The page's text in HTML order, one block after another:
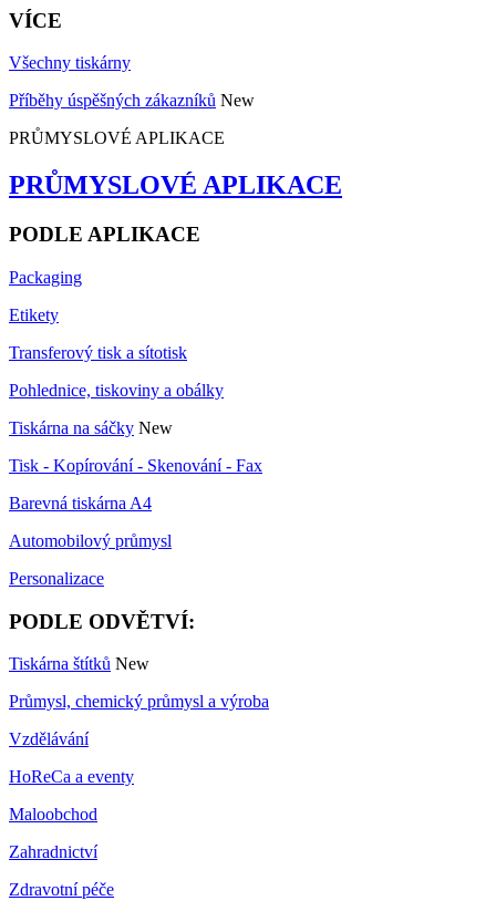
VÍCE
Všechny tiskárny
Příběhy úspěšných zákazníků New
PRŮMYSLOVÉ APLIKACE
PRŮMYSLOVÉ APLIKACE
PODLE APLIKACE
Packaging
Etikety
Transferový tisk a sítotisk
Pohlednice, tiskoviny a obálky
Tiskárna na sáčky New
Tisk - Kopírování - Skenování - Fax
Barevná tiskárna A4
Automobilový průmysl
Personalizace
PODLE ODVĚTVÍ:
Tiskárna štítků New
Průmysl, chemický průmysl a výroba
Vzdělávání
HoReCa a eventy
Maloobchod
Zahradnictví
Zdravotní péče